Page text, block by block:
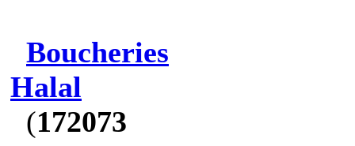
Boucheries
Halal
(172073